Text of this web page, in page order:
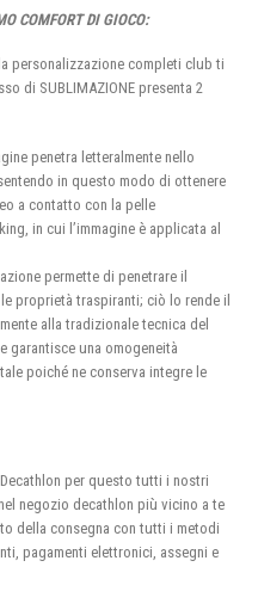
COMFORT DI GIOCO:
personalizzazione completi club ti
di SUBLIMAZIONE presenta 2
penetra letteralmente nello
in questo modo di ottenere
a contatto con la pelle
in cui l’immagine è applicata al
permette di penetrare il
proprietà traspiranti; ciò lo rende il
alla tradizionale tecnica del
garantisce una omogeneità
poiché ne conserva integre le
per questo tutti i nostri
negozio decathlon più vicino a te
della consegna con tutti i metodi
pagamenti elettronici, assegni e